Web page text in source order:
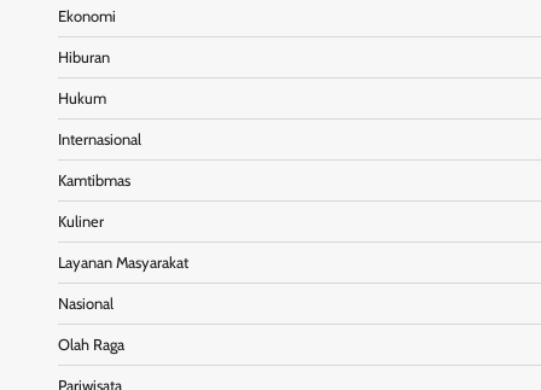
Ekonomi
Hiburan
Hukum
Internasional
Kamtibmas
Kuliner
Layanan Masyarakat
Nasional
Olah Raga
Pariwisata